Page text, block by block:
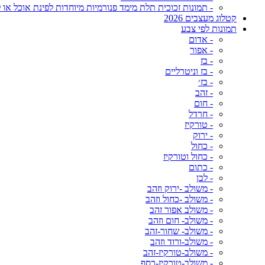
- תמונות זכוכית תלת מימד פנורמיות מיוחדות לפינת אוכל או
קטלוג מעצבים 2026
תמונות לפי צבע
- אדום
- אפור
- בז
- בז וניטרליים
- בז׳
- זהב
- חום
- חרדל
- טורקיז
- ירוק
- כחול
- כחול וטורקיז
- כתום
- לבן
- משולב -ירוק וזהב
- משולב -כחול וזהב
- משולב אפור זהב
- משולב- חום וזהב
- משולב- שחור-זהב
- משולב-ורוד וזהב
- משולב-טורקיז-זהב
- משולב-טורקיז-כסף